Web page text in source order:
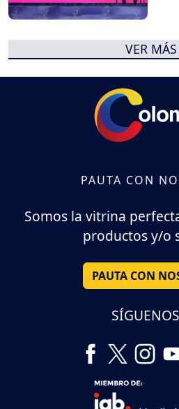
VER
PAUTA CON
Somos la vitrina
productos y/o
PAUTA CON